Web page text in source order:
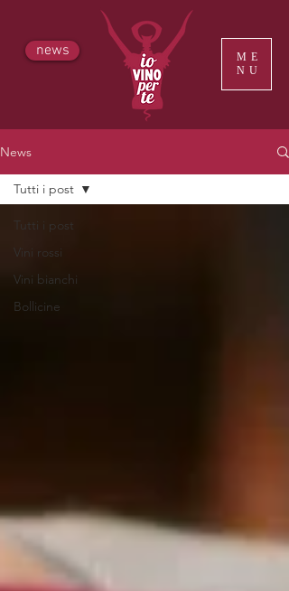
news
ME
NU
News
Tutti i post
Vini rossi
Vini bianchi
Bollicine
Tutti i post